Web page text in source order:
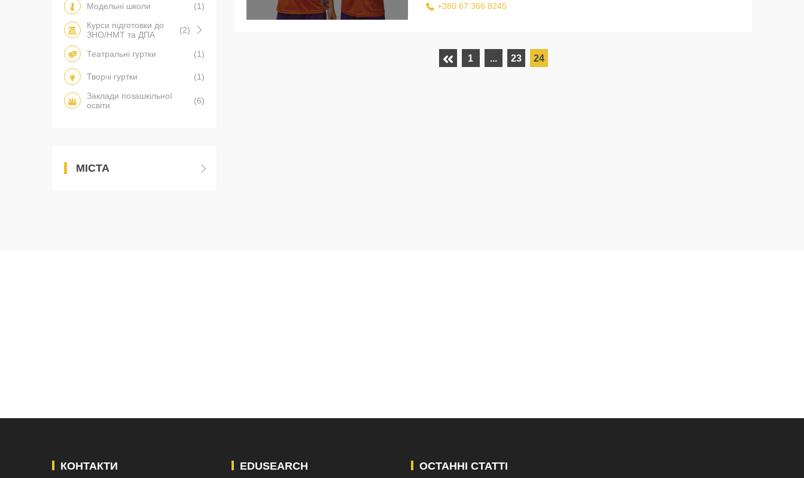
+380 67 366 8245
1 ... 23 24
Модельні школи
(1)
Курси підготовки до
ЗНО/НМТ та ДПА
(2)
Театральні гуртки (1)
Творчі гуртки
(1)
Заклади позашкільної
освіти
(6)
МІСТА
КОНТАКТИ EDUSEARCH ОСТАННІ СТАТТІ